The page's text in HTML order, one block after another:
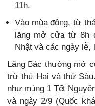
11h.
Vào mùa đông, từ
lăng mở cửa từ 8h
Nhật và các ngày lễ,
Lăng Bác thường mở
trừ thứ Hai và thứ
như mùng 1 Tết
và ngày 2/9 (Quốc